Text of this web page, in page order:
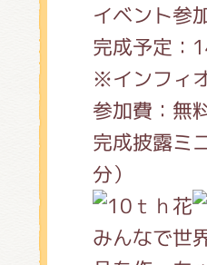
イベント参
完成予定：
※インフィ
参加費：無
完成披露ミ
分）
みんなで世
くまのが